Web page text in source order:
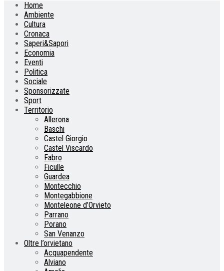
Home
Ambiente
Cultura
Cronaca
Saperi&Sapori
Economia
Eventi
Politica
Sociale
Sponsorizzate
Sport
Territorio
Allerona
Baschi
Castel Giorgio
Castel Viscardo
Fabro
Ficulle
Guardea
Montecchio
Montegabbione
Monteleone d’Orvieto
Parrano
Porano
San Venanzo
Oltre l’orvietano
Acquapendente
Alviano